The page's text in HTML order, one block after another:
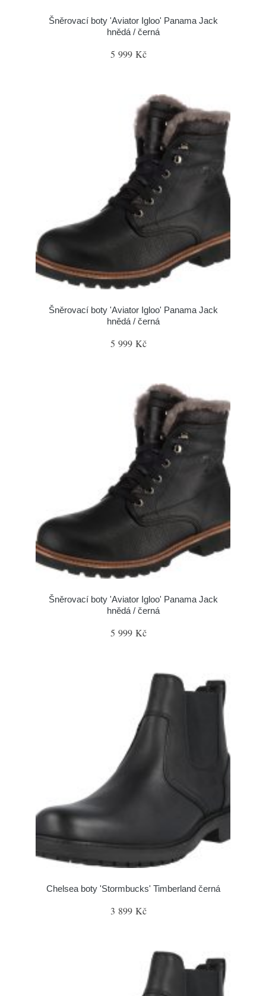
Šněrovací boty 'Aviator Igloo' Panama Jack
hnědá / černá
5 999 Kč
Šněrovací boty 'Aviator Igloo' Panama Jack
hnědá / černá
5 999 Kč
Šněrovací boty 'Aviator Igloo' Panama Jack
hnědá / černá
5 999 Kč
Chelsea boty 'Stormbucks' Timberland černá
3 899 Kč